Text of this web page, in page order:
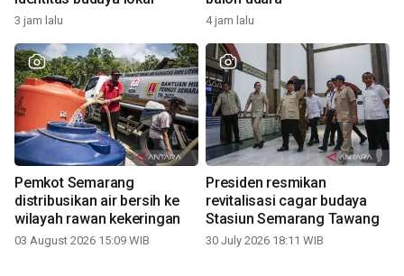
3 jam lalu 4 jam lalu
Pemkot Semarang
distribusikan air bersih ke
wilayah rawan kekeringan
03 August 2026 15:09 WIB
Presiden resmikan
revitalisasi cagar budaya
Stasiun Semarang Tawang
30 July 2026 18:11 WIB